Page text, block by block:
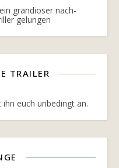
grandioser nach-
gelungen
TRAILER
euch unbedingt an.